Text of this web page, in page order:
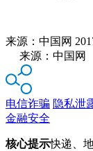
来源： 中国网
来源：中国网
电信诈骗 隐私泄
金融安全
核心提示快递、